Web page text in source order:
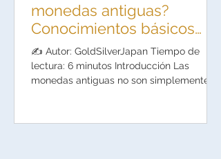
monedas antiguas?
Conocimientos básicos
que todo coleccionista
moderno debe conocer
✍️ Autor: GoldSilverJapan Tiempo de
lectura: 6 minutos Introducción Las
monedas antiguas no son simplemente
los coleccionistas e inversores modernos,